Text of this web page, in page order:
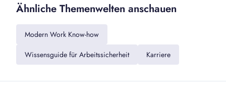
Ähnliche Themenwelten anschauen
Modern Work Know-how
Wissensguide für Arbeitssicherheit
Karriere